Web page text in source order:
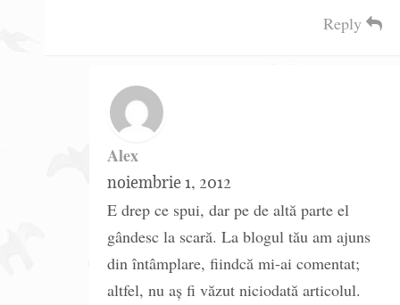
Reply
Alex
noiembrie 1, 2012
E drep ce spui, dar pe de altă parte el
gândesc la scară. La blogul tău am ajuns
din întâmplare, fiindcă mi-ai comentat;
altfel, nu aş fi văzut niciodată articolul.